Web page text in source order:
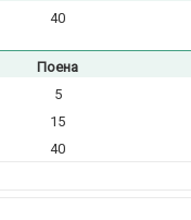
40
Поена
5
15
40